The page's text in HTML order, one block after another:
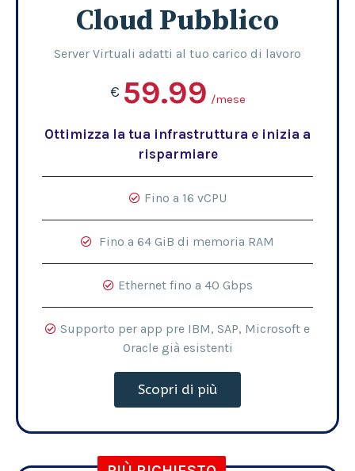
Cloud Pubblico
Server Virtuali adatti al tuo carico di lavoro
€ 59.99 /mese
Ottimizza la tua infrastruttura e inizia a
risparmiare
Fino a 16 vCPU
Fino a 64 GiB di memoria RAM
Ethernet fino a 40 Gbps
Supporto per app pre IBM, SAP, Microsoft e
Oracle già esistenti
Scopri di più